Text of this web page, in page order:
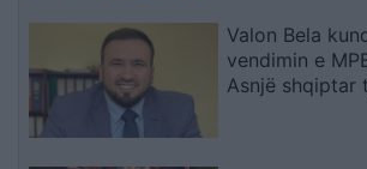
Valon Bela
vendimin e
Asnjë shqiptar